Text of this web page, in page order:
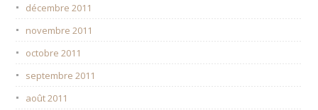
décembre 2011
novembre 2011
octobre 2011
septembre 2011
août 2011